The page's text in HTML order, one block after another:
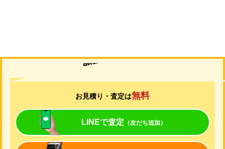
買取について
お見積り・査定は無料
LINEで査定 （友だち追加）